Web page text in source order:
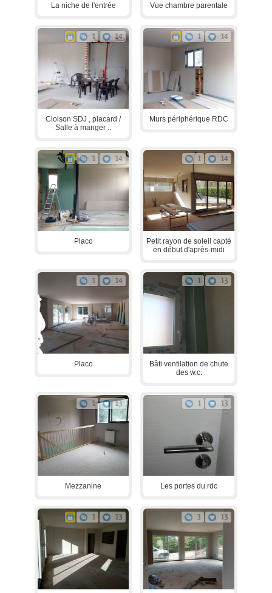
La niche de l'entrée Vue chambre parentale
1 14
Cloison SDJ , placard /
Salle à manger ..
1 14
Murs périphérique RDC
1 14
Placo
1 14
Petit rayon de soleil capté
en début d'après-midi
1 14
Placo
1 13
Bâti ventilation de chute
des w.c.
1 13
Mezzanine
1 13
Les portes du rdc
1 13 3 13